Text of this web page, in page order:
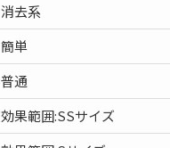
消去系
簡単
普通
効果範囲:SSサイズ